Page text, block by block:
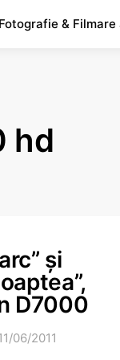
Fotografie & Filmare
hd
și
D7000
06/2011